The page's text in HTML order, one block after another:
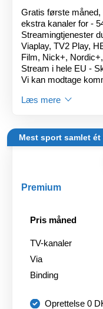
Gratis første måned,
ekstra kanaler for -
Streamingtjenester
Viaplay, TV2 Play,
Film, Nick+,
Stream i hele EU -
Vi kan modtage
Læs mere
Mest sport samlet ét
Premium
Pris måned
TV-kanaler
Via
Binding
Oprettelse 0